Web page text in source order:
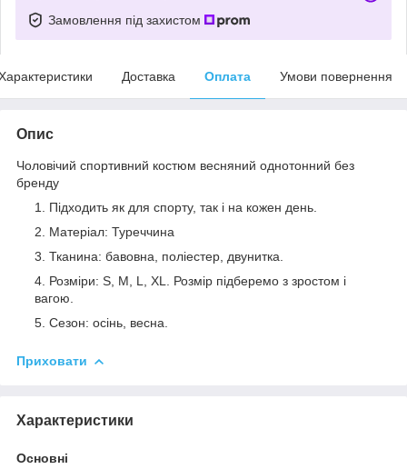
Замовлення під захистом
Доставка Оплата Умови повернення
Опис
Чоловічий спортивний костюм весняний однотонний без
бренду
Підходить як для спорту, так і на кожен день.
Матеріал: Туреччина
Тканина: бавовна, поліестер, двунитка.
Розміри: S, M, L, XL.
Розмір підберемо з зростом і
вагою.
Сезон: осінь, весна.
Приховати
Характеристики
Основні